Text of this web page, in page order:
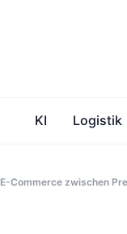
KI Logistik
E-Commerce zwischen